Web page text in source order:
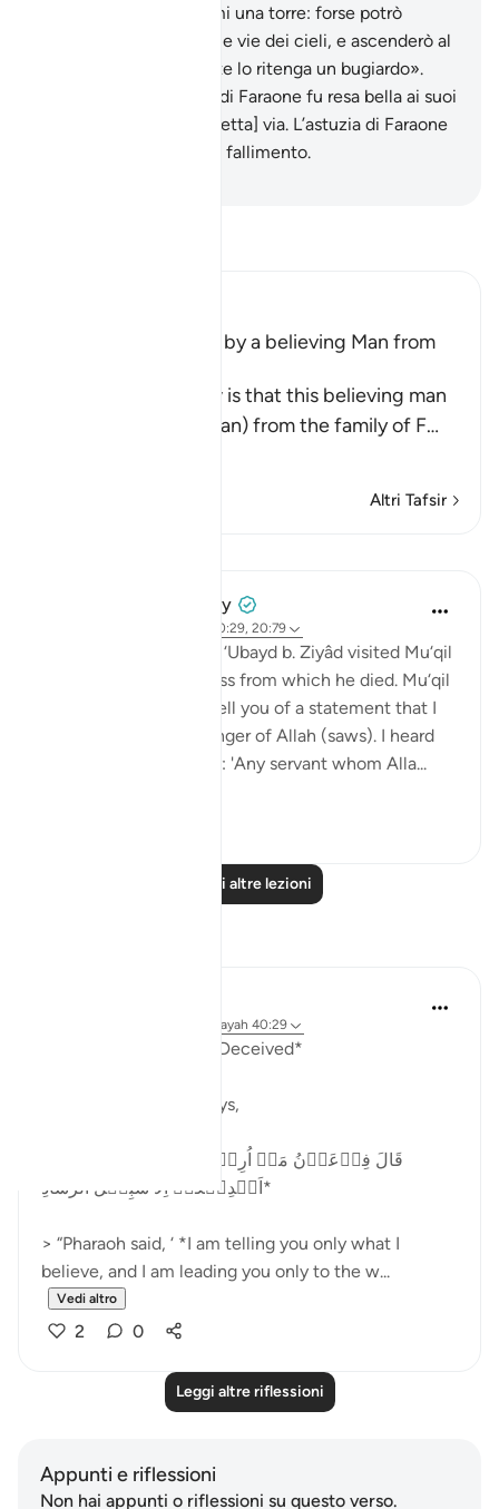
Musa was supported by a believing Man from
The well-known view is that this believing man
was a Coptic (Egyptian) from the family of F…
Altri Tafsir
Prophetic Commentary
ayah 40:29, 20:79
Al-Hasan narrates that ‘Ubayd b. Ziyâd visited Mu‘qil
b. Yasâr during his illness from which he died. Mu‘qil
narrates to him: I will tell you of a statement that I
heard from the Messenger of Allah (saws). I heard
the Prophet (saws) say: 'Any servant whom Alla...
Leggi altre lezioni
ayah 40:29
*How the Masses Are Deceived*
Allah (ʿazza wa jall) says,
اَهۡدِيۡكُمۡ اِلَّا سَبِيۡلَ الرَّشَادِ‏*
> “Pharaoh said, ‘ *I am telling you only what I
believe, and I am leading you only to the w...
Vedi altro
2 0
Leggi altre riflessioni
«O Hâmân, costruiscimi una torre: forse potrò
le vie dei cieli, e ascenderò al
Dio di Mosè, nonostante lo ritenga un bugiardo».
Così la peggior azione di Faraone fu resa bella ai suoi
occhi. Fu sviato dalla [retta] via. L’astuzia di Faraone
non fu destinata che al fallimento.
Appunti e riflessioni
Non hai appunti o riflessioni su questo verso.